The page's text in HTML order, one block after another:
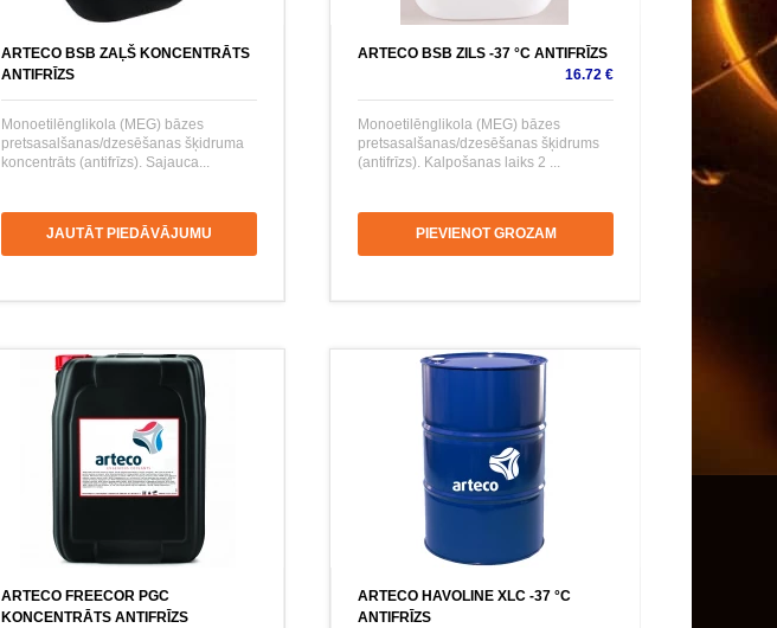
ARTECO BSB ZAĻŠ KONCENTRĀTS
ANTIFRĪZS
Monoetilēnglikola (MEG) bāzes
pretsasalšanas/dzesēšanas šķidruma
koncentrāts (antifrīzs). Sajauca...
JAUTĀT PIEDĀVĀJUMU
ARTECO BSB ZILS -37 °C ANTIFRĪZS
16.72 €
Monoetilēnglikola (MEG) bāzes
pretsasalšanas/dzesēšanas šķidrums
(antifrīzs). Kalpošanas laiks 2 ...
PIEVIENOT GROZAM
ARTECO FREECOR PGC
KONCENTRĀTS ANTIFRĪZS
ARTECO HAVOLINE XLC -37 °C
ANTIFRĪZS